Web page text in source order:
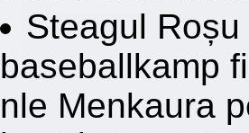
Steagul
baseballkamp
nle Menkaura